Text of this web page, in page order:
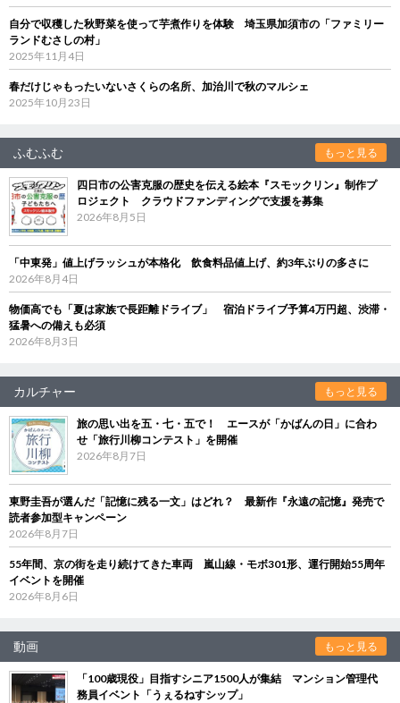
自分で収穫した秋野菜を使って芋煮作りを体験 埼玉県加須市の「ファミリー
ランドむさしの村」
2025年11月4日
春だけじゃもったいないさくらの名所、加治川で秋のマルシェ
2025年10月23日
ふむふむ もっと見る
四日市の公害克服の歴史を伝える絵本『スモックリン』制作プ
ロジェクト クラウドファンディングで支援を募集
2026年8月5日
「中東発」値上げラッシュが本格化 飲食料品値上げ、約3年ぶりの多さに
2026年8月4日
物価高でも「夏は家族で長距離ドライブ」 宿泊ドライブ予算4万円超、渋滞・
猛暑への備えも必須
2026年8月3日
カルチャー もっと見る
旅の思い出を五・七・五で！ エースが「かばんの日」に合わ
せ「旅行川柳コンテスト」を開催
2026年8月7日
東野圭吾が選んだ「記憶に残る一文」はどれ？ 最新作『永遠の記憶』発売で
読者参加型キャンペーン
2026年8月7日
55年間、京の街を走り続けてきた車両 嵐山線・モボ301形、運行開始55周年
イベントを開催
2026年8月6日
動画 もっと見る
「100歳現役」目指すシニア1500人が集結 マンション管理代
務員イベント「うぇるねすシップ」